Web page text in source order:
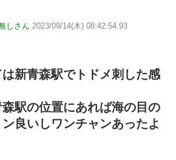
しさん 2023/09/14(木) 08:42:54.93
新青森駅でトドメ刺した感
駅の位置にあれば海の目の
良いしワンチャンあったよ